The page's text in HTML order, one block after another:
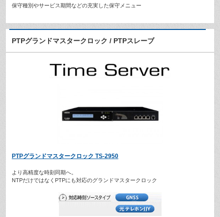
保守種別やサービス期間などの充実した保守メニュー
PTPグランドマスタークロック / PTPスレーブ
PTPグランドマスタークロック TS-2950
より高精度な時刻同期へ。
NTPだけではなくPTPにも対応のグランドマスタークロック